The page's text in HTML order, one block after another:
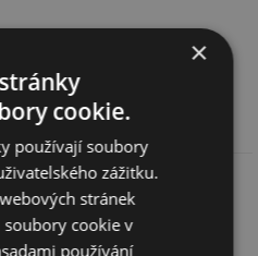
a fasády)
(Hrubá stavba)
×
cookie.
používají soubory
zážitku.
stránek
soubory cookie v
používání